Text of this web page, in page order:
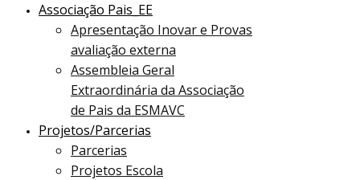
Associação Pais_EE
Apresentação Inovar e Provas
avaliação externa
Assembleia Geral
Extraordinária da Associação
de Pais da ESMAVC
Projetos/Parcerias
Parcerias
Projetos Escola